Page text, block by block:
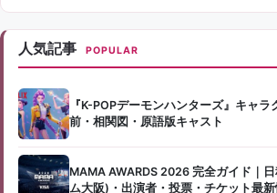
人気記事 POPULAR
『K-POPデーモンハンターズ』キャ
前・相関図・原語版キャスト
MAMA AWARDS 2026 完全ガイド｜
ム大阪)・出演者・投票・チケット最新